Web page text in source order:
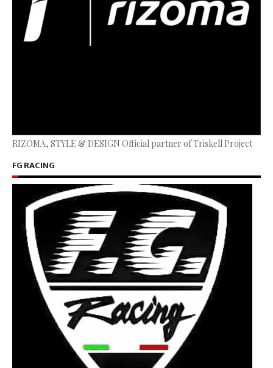
RIZOMA, STYLE & DESIGN Official partner of Triskell Project
FG RACING